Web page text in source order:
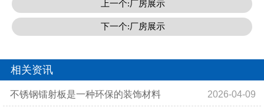
上一个:厂房展示
下一个:厂房展示
相关资讯
2026-04-09
​不锈钢镭射板是一种环保的装饰材料